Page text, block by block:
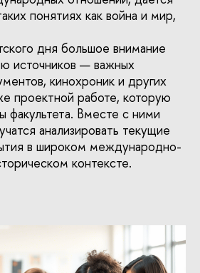
понятиях как война и мир,
дня большое внимание
источников — важных
кинохроник и других
проектной работе, которую
факультета. Вместе с ними
анализировать текущие
в широком международно-
контексте.